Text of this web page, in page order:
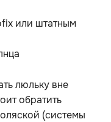
или штатным
люльку вне
обратить
(системы